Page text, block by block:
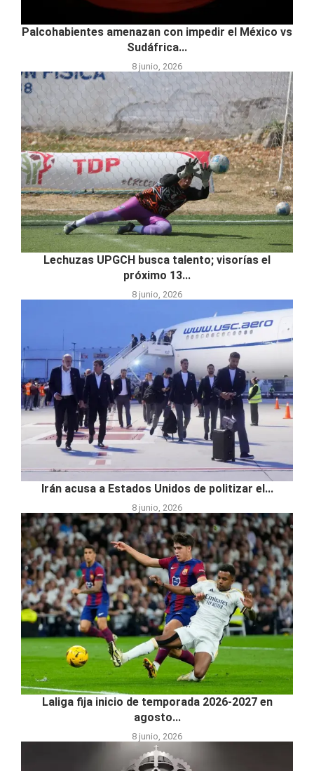
Palcohabientes amenazan con impedir el México vs
Sudáfrica...
8 junio, 2026
Lechuzas UPGCH busca talento; visorías el
próximo 13...
8 junio, 2026
Irán acusa a Estados Unidos de politizar el...
8 junio, 2026
Laliga fija inicio de temporada 2026-2027 en
agosto...
8 junio, 2026